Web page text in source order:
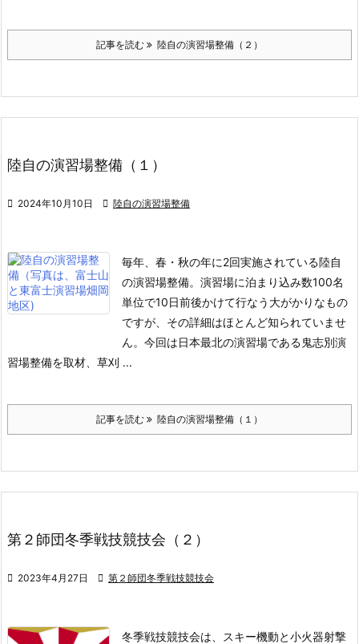
記事を読む 陸自の演習場整備（２）
陸自の演習場整備（１）
 2024年10月10日  陸自の演習場整備
毎年、春・秋の年に2回実施されている陸自
の演習場整備。演習場に泊まり込み数100名
単位で10日前後かけて行なう大がかりなもの
ですが、その詳細はほとんど知られていませ
ん。 今回は日本最北の演習場である鬼志別演
習場整備を取材、草刈 ...
記事を読む 陸自の演習場整備（１）
第２師団冬季戦技競技会（２）
 2023年4月27日  第２師団冬季戦技競技会
冬季戦技競技会は、スキー機動と小火器射撃